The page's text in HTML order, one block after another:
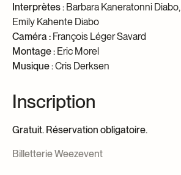
Interprètes : Barbara Kaneratonni Diabo,
Emily Kahente Diabo
Caméra : François Léger Savard
Montage : Eric Morel
Musique :Cris Derksen
Inscription
Gratuit. Réservation obligatoire.
Billetterie Weezevent